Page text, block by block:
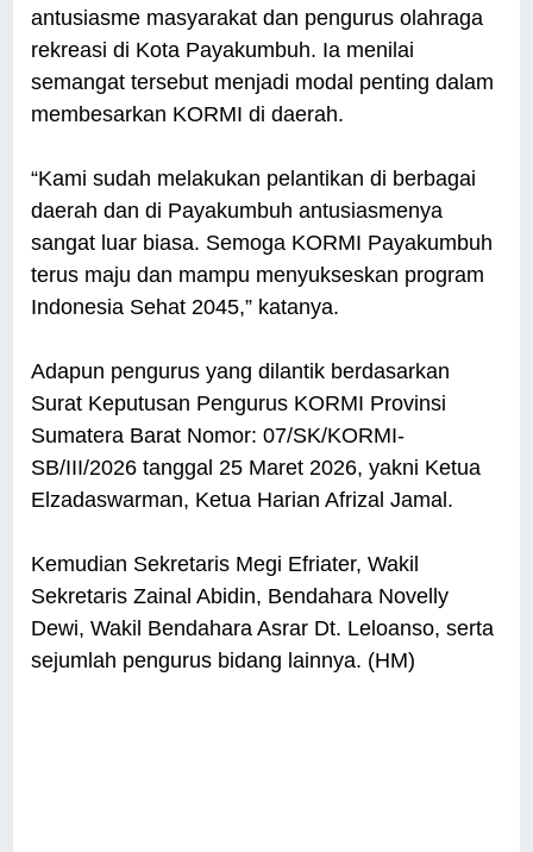
antusiasme masyarakat dan pengurus olahraga
rekreasi di Kota Payakumbuh. Ia menilai
semangat tersebut menjadi modal penting dalam
membesarkan KORMI di daerah.
“Kami sudah melakukan pelantikan di berbagai
daerah dan di Payakumbuh antusiasmenya
sangat luar biasa. Semoga KORMI Payakumbuh
terus maju dan mampu menyukseskan program
Indonesia Sehat 2045,” katanya.
Adapun pengurus yang dilantik berdasarkan
Surat Keputusan Pengurus KORMI Provinsi
Sumatera Barat Nomor: 07/SK/KORMI-
SB/III/2026 tanggal 25 Maret 2026, yakni Ketua
Elzadaswarman, Ketua Harian Afrizal Jamal.
Kemudian Sekretaris Megi Efriater, Wakil
Sekretaris Zainal Abidin, Bendahara Novelly
Dewi, Wakil Bendahara Asrar Dt. Leloanso, serta
sejumlah pengurus bidang lainnya. (HM)